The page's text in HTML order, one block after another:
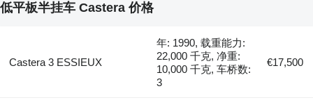
低平板半挂车 Castera 价格
Castera 3 ESSIEUX
年: 1990, 载重能力:
22,000 千克, 净重:
10,000 千克, 车桥数:
3
€17,500